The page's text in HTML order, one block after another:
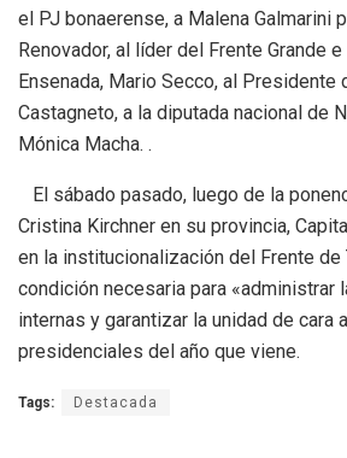
el PJ bonaerense, a Malena Galmarini
Renovador, al líder del Frente Grande
Ensenada, Mario Secco, al Presidente
Castagneto, a la diputada nacional de
Mónica Macha. .
El sábado pasado, luego de la
Cristina Kirchner en su provincia,
en la institucionalización del Frente de
condición necesaria para «administrar
internas y garantizar la unidad de cara
presidenciales del año que viene.
Tags: Destacada